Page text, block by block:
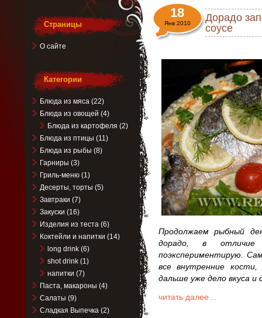
Дорадо
соусе
18
Янв 2010
Продолжаем рыбный
дорадо, в
поэкспериментирую.
все внутренние
дальше уже дело вкуса и
читать далее…
Страницы
О сайте
Категории
Блюда из мяса(22)
Блюда из овощей (4)
Блюда из картофеля (2)
Блюда из птицы (11)
Блюда из рыбы (8)
Гарниры (3)
Гриль-меню(1)
Десерты, торты (5)
Завтраки (7)
Закуски (16)
Изделия из теста(6)
Коктейли и напитки (14)
long drink(6)
shot drink(1)
напитки (7)
Паста, макароны (4)
Салаты (9)
Сладкая Выпечка(2)